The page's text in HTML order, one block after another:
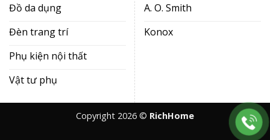
Đồ da dụng
Đèn trang trí
Phụ kiện nội thất
Vật tư phụ
A. O. Smith
Konox
Copyright 2026 © RichHome